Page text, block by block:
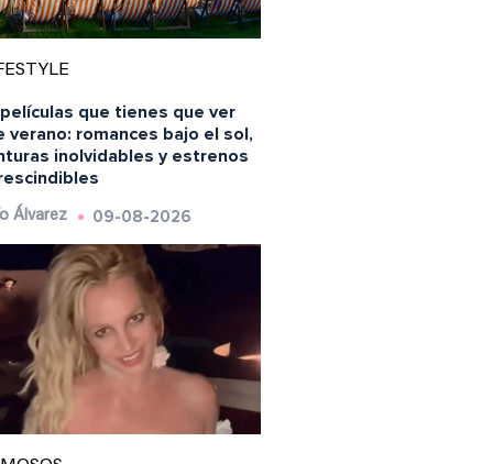
que tienes que ver
verano: romances bajo el sol,
inolvidables y estrenos
Álvarez 09-08-2026